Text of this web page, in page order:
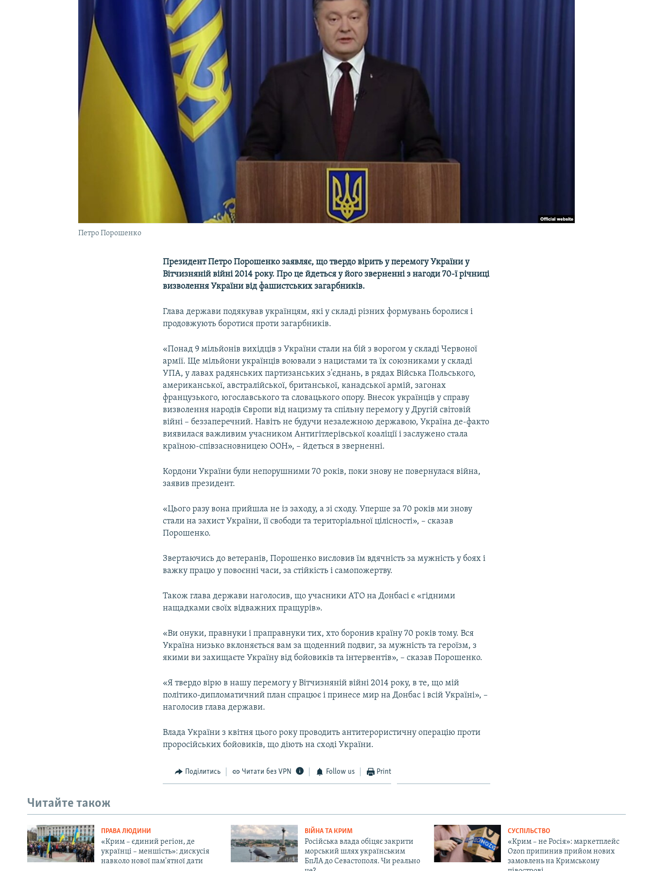
УКРАЇНСЬКА ПРОБЛЕМА КРИМУ
Петро Порошенко
Президент Петро Порошенко заявляє, що твердо вірить у перемогу України у
Вітчизняній війні 2014 року. Про це йдеться у його зверненні з нагоди 70-ї річниці
визволення України від фашистських загарбників.
Глава держави подякував українцям, які у складі різних формувань боролися і
продовжують боротися проти загарбників.
«Понад 9 мільйонів вихідців з України стали на бій з ворогом у складі Червоної
армії. Ще мільйони українців воювали з нацистами та їх союзниками у складі
УПА, у лавах радянських партизанських з'єднань, в рядах Війська Польського,
американської, австралійської, британської, канадської армій, загонах
французького, югославського та словацького опору. Внесок українців у справу
визволення народів Європи від нацизму та спільну перемогу у Другій світовій
війні – беззаперечний. Навіть не будучи незалежною державою, Україна де-факто
виявилася важливим учасником Антигітлерівської коаліції і заслужено стала
країною-співзасновницею ООН», – йдеться в зверненні.
Кордони України були непорушними 70 років, поки знову не повернулася війна,
заявив президент.
«Цього разу вона прийшла не із заходу, а зі сходу. Уперше за 70 років ми знову
стали на захист України, її свободи та територіальної цілісності», – сказав
Порошенко.
Звертаючись до ветеранів, Порошенко висловив їм вдячність за мужність у боях і
важку працю у повоєнні часи, за стійкість і самопожертву.
Також глава держави наголосив, що учасники АТО на Донбасі є «гідними
нащадками своїх відважних пращурів».
«Ви онуки, правнуки і праправнуки тих, хто боронив країну 70 років тому. Вся
Україна низько вклоняється вам за щоденний подвиг, за мужність та героїзм, з
якими ви захищаєте Україну від бойовиків та інтервентів», – сказав Порошенко.
«Я твердо вірю в нашу перемогу у Вітчизняній війні 2014 року, в те, що мій
політико-дипломатичний план спрацює і принесе мир на Донбас і всій Україні», –
наголосив глава держави.
Влада України з квітня цього року проводить антитерористичну операцію проти
проросійських бойовиків, що діють на сході України.
Поділитись Читати без VPN Follow us Print
Читайте також
ПРАВА ЛЮДИНИ
«Крим – єдиний регіон, де
українці – меншість»: дискусія
навколо нової пам'ятної дати
ВІЙНА ТА КРИМ
Російська влада обіцяє закрити
морський шлях українським
БпЛА до Севастополя. Чи реально
СУСПІЛЬСТВО
«Крим – не Росія»: маркетплейс
Ozon припинив прийом нових
замовлень на Кримському